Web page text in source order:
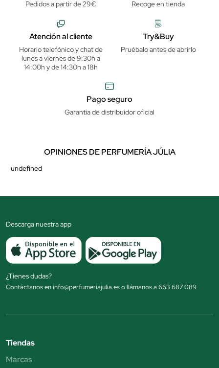
Pedidos a partir de 29€ Recoge en tienda
Atención al cliente
Horario telefónico y chat de
lunes a viernes de 9:30h a
14:00h y de 14:30h a 18h
Try&Buy
Pruébalo antes de abrirlo
Pago seguro
Garantía de distribuidor oficial
OPINIONES DE PERFUMERÍA JÚLIA
undefined
Descarga nuestra app
¿Tienes dudas?
Contáctanos en info@perfumeriajulia.es o llámanos a 663 687 089
Tiendas
Marcas